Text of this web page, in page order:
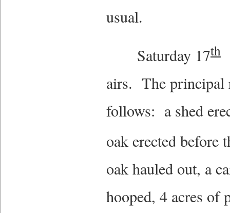
usual.
Saturday 17th
airs. The principal
follows: a shed
oak erected before
oak hauled out, a
hooped, 4 acres of